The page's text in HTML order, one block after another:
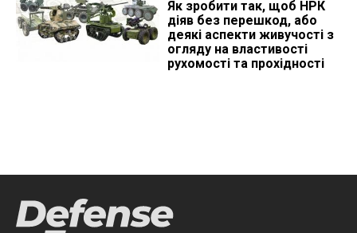
Як зробити так, щоб НРК
діяв без перешкод, або
деякі аспекти живучості з
огляду на властивості
рухомості та прохідності